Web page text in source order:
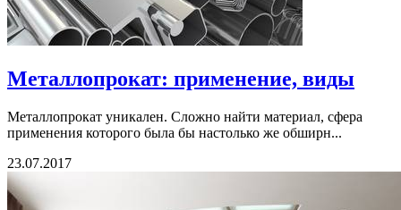
Металлопрокат: применение, виды
Металлопрокат уникален. Сложно найти материал, сфера
применения которого была бы настолько же обширн...
23.07.2017